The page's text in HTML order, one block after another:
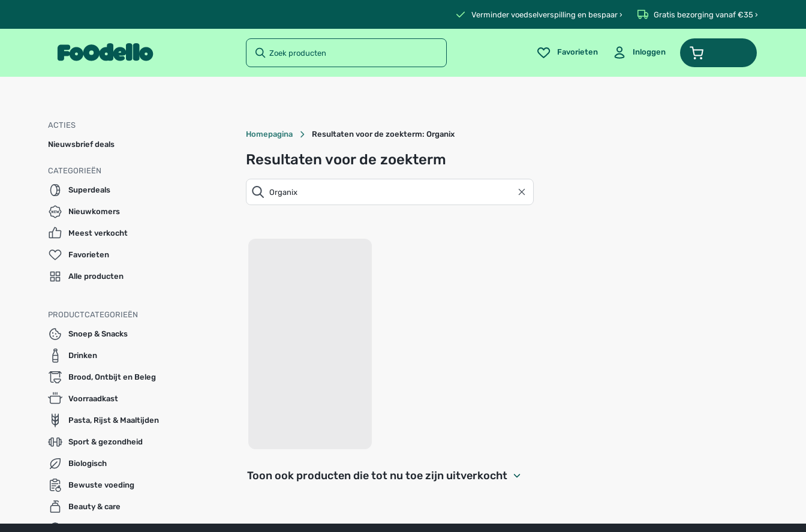
Verminder voedselverspilling en bespaar › Gratis bezorging vanaf €35 ›
Favorieten Inloggen
ACTIES
Nieuwsbrief deals
CATEGORIEËN
Superdeals
Nieuwkomers
Meest verkocht
Favorieten
Alle producten
PRODUCTCATEGORIEËN
Snoep & Snacks
Drinken
Brood, Ontbijt en Beleg
Voorraadkast
Pasta, Rijst & Maaltijden
Sport & gezondheid
Biologisch
Bewuste voeding
Beauty & care
Homepagina Resultaten voor de zoekterm: Organix
Resultaten voor de zoekterm
Toon ook producten die tot nu toe zijn uitverkocht